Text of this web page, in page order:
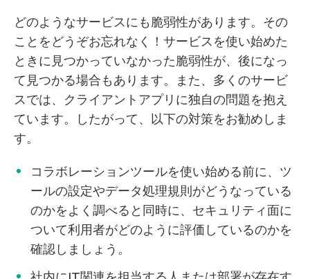
どのようなサービスにも脆弱性があります。その
ことをどうぞお忘れなく！サービスを使い始めた
ときに見つかっていなかった脆弱性が、後になっ
て見つかる場合もあります。また、多くのサービ
スでは、クライアントアプリに独自の問題を抱え
ています。したがって、以下の対策をお勧めしま
す。
コラボレーションツールを使い始める前に、ツ
ールの設定やデータ処理規則がどうなっている
のかをよく調べると同時に、セキュリティ面に
ついて利用者がどのように評価しているのかを
確認しましょう。